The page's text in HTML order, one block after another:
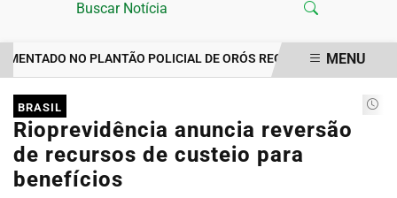
NO PLANTÃO POLICIAL DE ORÓS REGISTRA
EM ALTA
MENU
BRASIL
Rioprevidência anuncia reversão
de recursos de custeio para
benefícios